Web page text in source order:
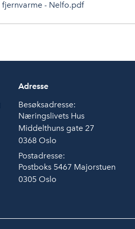
- Nelfo.pdf
Adresse
Besøksadresse:
Næringslivets Hus
Middelthuns gate 27
0368 Oslo
Postadresse:
Postboks 5467 Majorstuen
0305 Oslo